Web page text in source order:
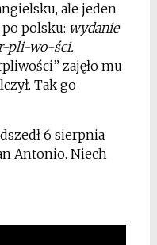
ale jeden
polsku: wydanie
pli-wo-ści.
zajęło mu
Tak go
6 sierpnia
Antonio. Niech